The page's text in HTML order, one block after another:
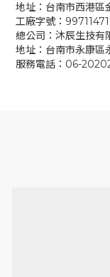
地址：台南市西港區
工廠字號：
總公司：沐辰生技有
地址：台南市永康區
服務電話：06-